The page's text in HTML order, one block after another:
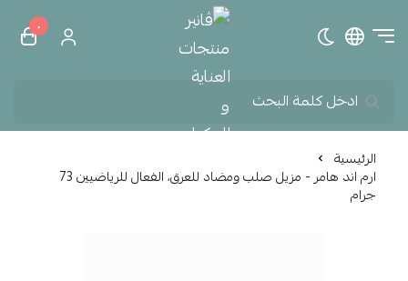
تبديل الوضع الداكنڤانير منتجات العناية و
٠
الرئيسية
ارم اند هامر - مزيل صلب ومضاد للعرق، الفعال للرياضيين 73
جرام